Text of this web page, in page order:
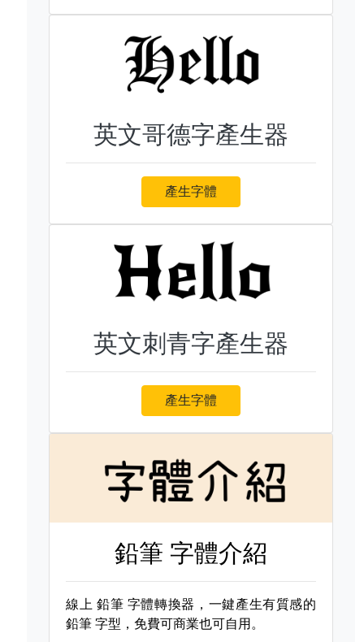
英文哥德字產生器
產生字體
英文刺青字產生器
產生字體
鉛筆 字體介紹
線上 鉛筆 字體轉換器，一鍵產生有質感的
鉛筆 字型，免費可商業也可自用。